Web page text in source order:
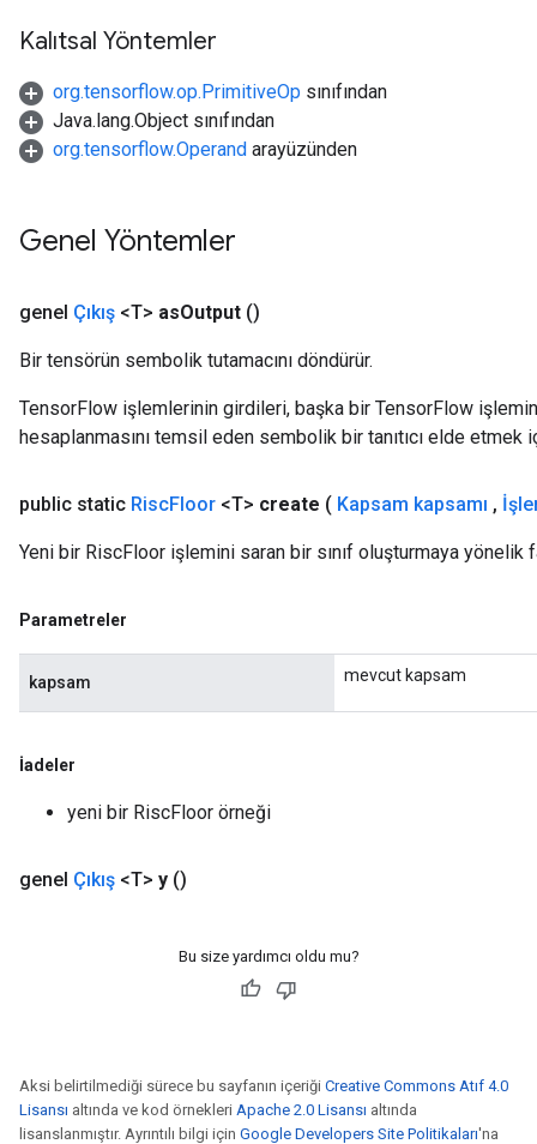
Kalıtsal Yöntemler
org.tensorflow.op.PrimitiveOp sınıfından
Java.lang.Object sınıfından
org.tensorflow.Operand arayüzünden
Genel Yöntemler
genel Çıkış <T> asOutput ()
Bir tensörün sembolik tutamacını döndürür.
TensorFlow işlemlerinin girdileri, başka bir TensorFlow
hesaplanmasını temsil eden sembolik bir tanıtıcı elde etmek
public static RiscFloor <T> create ( Kapsam kapsamı ,
Yeni bir RiscFloor işlemini saran bir sınıf oluşturmaya yönelik
Parametreler
kapsam mevcut kapsam
İadeler
yeni bir RiscFloor örneği
genel Çıkış <T> y ()
Bu size yardımcı oldu mu?
Aksi belirtilmediği sürece bu sayfanın içeriği Creative Commons Atıf 4.0
Lisansı altında ve kod örnekleri Apache 2.0 Lisansı altında
lisanslanmıştır. Ayrıntılı bilgi için Google Developers Site Politikaları'na